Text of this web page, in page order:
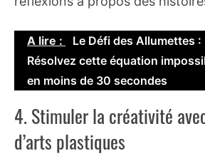
A lire :
Le Défi des Allumettes :
Résolvez cette équation
en moins de 30 secondes
4. Stimuler la créativité
d’arts plastiques